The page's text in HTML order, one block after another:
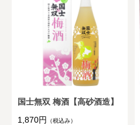
国士無双 梅酒【高砂酒造】
1,870円 （税込み）